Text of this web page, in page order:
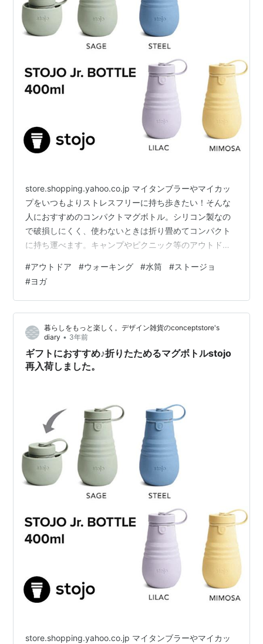
store.shopping.yahoo.co.jp マイタンブラーやマイカッ
プをいつもよりストレスフリーに持ち歩きたい！そんな
人におすすめのコンパクトマグボトル。シリコン製なの
で破損しにくく、使わないときは折り畳めてコンパクト
に持ち運べます。キャンプやピクニック等のアウトドア
store.shopping.yahoo.co.jp ムーミンの世界が楽しめる
小さなマグボトルが新入荷しました。 ポケットにすっぽ
り入る約140mlのコンパクトサイズのマグボトルはカバ
ンに入れても邪魔にならない大きさ。ちょっとしたお散
歩や、ベッドサイドのお薬用のお水入れにもぴ…
#アウトドア #ウォーキング #水筒 #ストージョ
#ヨガ
暮らしをもっと楽しく。デザイン雑貨のconceptstore's
diary • 3年前
ギフトにおすすめ♪折りたためるマグボトルstojo
再入荷しました。
store.shopping.yahoo.co.jp マイタンブラーやマイカッ